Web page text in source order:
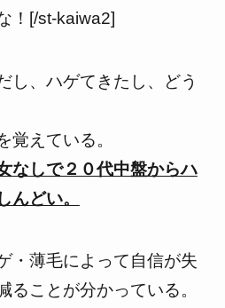
！[/st-kaiwa2]
し、ハゲてきたし、どう
覚えている。
なしで２０代中盤からハ
んどい。
・薄毛によって自信が失
ることが分かっている。